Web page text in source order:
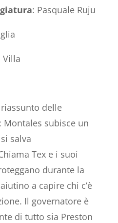
: Pasquale Ruju
Villa
delle
subisce un
salva
Tex e i suoi
durante la
a capire chi c’è
Il governatore è
di tutto sia Preston